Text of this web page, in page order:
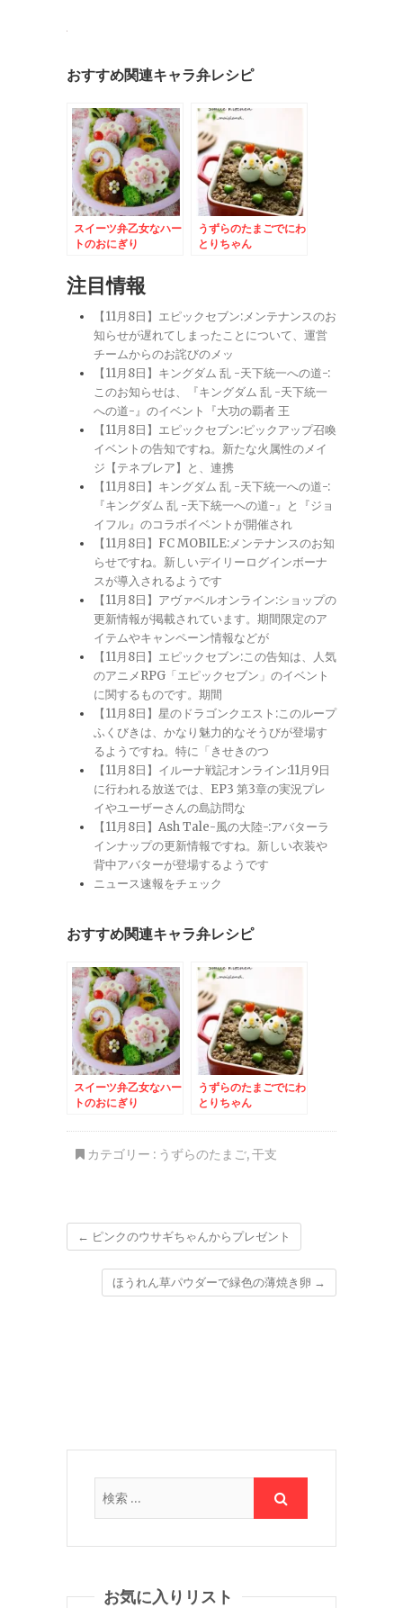
おすすめ関連キャラ弁レシピ
スイーツ弁乙女なハー
トのおにぎり
うずらのたまごでにわ
とりちゃん
注目情報
【11月8日】エピックセブン:メンテナンスのお
知らせが遅れてしまったことについて、運営
チームからのお詫びのメッ
【11月8日】キングダム 乱 -天下統一への道-:
このお知らせは、『キングダム 乱 -天下統一
への道-』のイベント『大功の覇者 王
【11月8日】エピックセブン:ピックアップ召喚
イベントの告知ですね。新たな火属性のメイ
ジ【テネブレア】と、連携
【11月8日】キングダム 乱 -天下統一への道-:
『キングダム 乱 -天下統一への道-』と『ジョ
イフル』のコラボイベントが開催され
【11月8日】FC MOBILE:メンテナンスのお知
らせですね。新しいデイリーログインボーナ
スが導入されるようです
【11月8日】アヴァベルオンライン:ショップの
更新情報が掲載されています。期間限定のア
イテムやキャンペーン情報などが
【11月8日】エピックセブン:この告知は、人気
のアニメRPG「エピックセブン」のイベント
に関するものです。期間
【11月8日】星のドラゴンクエスト:このループ
ふくびきは、かなり魅力的なそうびが登場す
るようですね。特に「きせきのつ
【11月8日】イルーナ戦記オンライン:11月9日
に行われる放送では、EP3 第3章の実況プレ
イやユーザーさんの島訪問な
【11月8日】Ash Tale-風の大陸-:アバターラ
インナップの更新情報ですね。新しい衣装や
背中アバターが登場するようです
ニュース速報をチェック
おすすめ関連キャラ弁レシピ
スイーツ弁乙女なハー
トのおにぎり
うずらのたまごでにわ
とりちゃん
カテゴリー : うずらのたまご,干支
← ピンクのウサギちゃんからプレゼント
ほうれん草パウダーで緑色の薄焼き卵 →
お気に入りリスト